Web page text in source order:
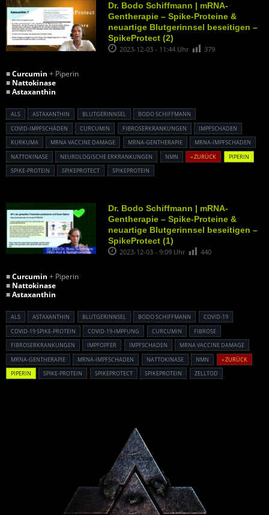
Dr. Bodo Schiffmann | mRNA-
Gentherapie – Spike-Proteine &
neuartige Blutgerinnsel beseitigen –
SpikeProtect (2)
2023-12-03 - 11:44 Uhr 379
■Curcumin + Piperin
■ Nattokinase
■Astaxanthin
ALS ASTAXANTHIN BLUTGERINNSEL
BODO SCHIFFMANN
COVID-IMPFSCHÄDEN
CURCUMIN FIBROSERKRANKUNGEN
IMPFSCHADEN
KURKUMA
MRNA VACCINE DAMAGE MRNA-GENTHERAPIE
MRNA-IMPFSCHADEN
NATTOKINASE
NEUROLOGISCHE ERKRANKUNGEN NMN « ZURÜCK
PIPERIN
SPIKE-PROTEIN
SPIKEPROTECT SPIKEPROTEIN
Dr. Bodo Schiffmann | mRNA-
Gentherapie – Spike-Proteine &
neuartige Blutgerinnsel beseitigen –
SpikeProtect (1)
2023-12-03 - 9:09 Uhr 440
■Curcumin + Piperin
■ Nattokinase
■Astaxanthin
ALS ASTAXANTHIN BLUTGERINNSEL BODO SCHIFFMANN
COVID-19
COVID-19 SPIKE-PROTEIN
COVID-19-IMPFUNG CURCUMIN
FIBROSE
FIBROSERKRANKUNGEN
IMPFOPFER IMPFSCHADEN
MRNA VACCINE DAMAGE
MRNA-GENTHERAPIE
MRNA-IMPFSCHADEN NATTOKINASE NMN
« ZURÜCK
PIPERIN
SPIKE-PROTEIN SPIKEPROTECT SPIKEPROTEIN ZELLTOD
Powered By :